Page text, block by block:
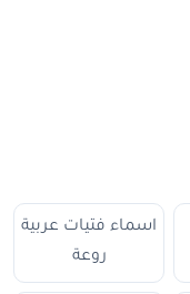
اسماء فتيات عربية
روعة